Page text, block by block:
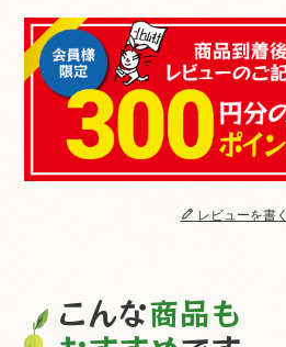
レビューを書く
こんな商品も